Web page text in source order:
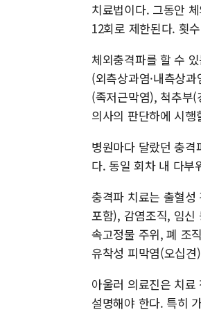
치료법이다. 그동안
12회로 제한된다. 횟
체외충격파를 할 수
(외측상과염·내측상
(족저근막염), 척추부
의사의 판단하에 시
병원마다 달랐던 충
다. 동일 회차 내 다부
충격파 치료는 출혈
포함), 감염조직, 임신
속고정물 주위, 폐 조
유착성 피막염(오십
아울러 의료진은 치
설명해야 한다. 특히